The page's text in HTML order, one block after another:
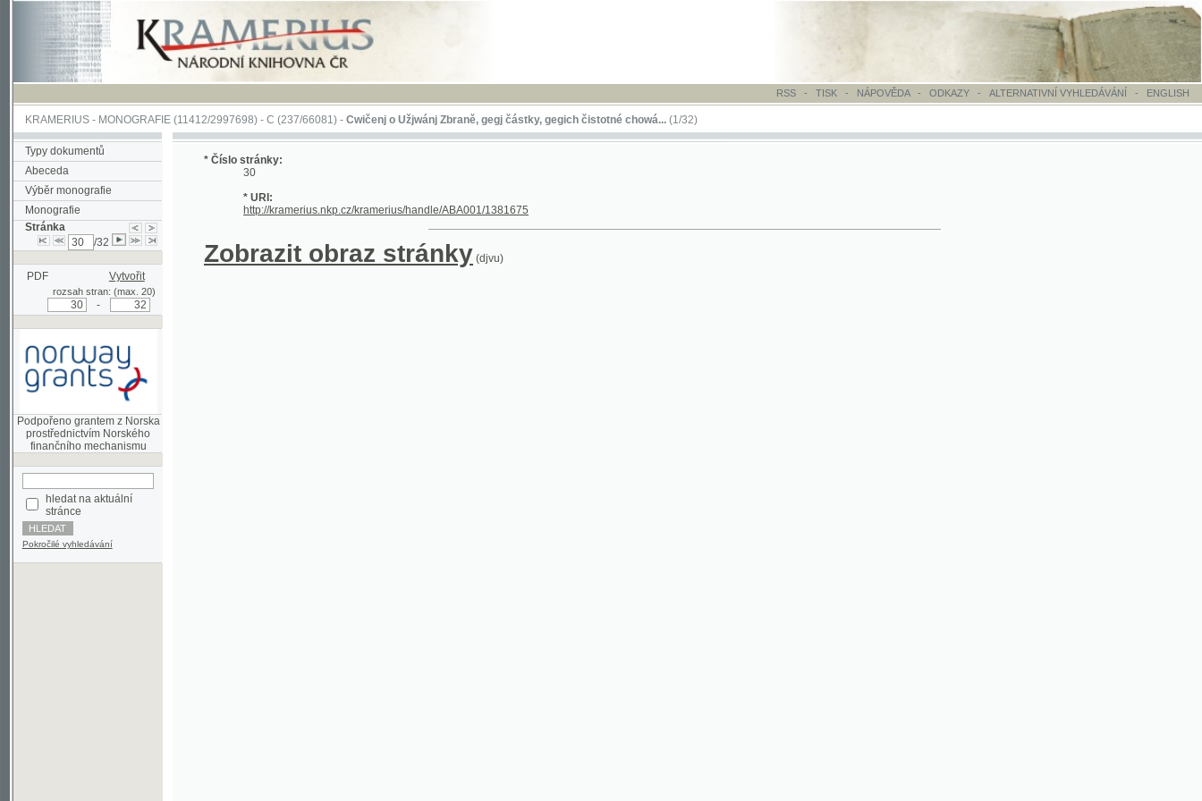
RSS - TISK-NÁPOVĚDA - ODKAZY - ALTERNATIVNÍ VYHLEDÁVÁNÍ- ENGLISH
KRAMERIUS-MONOGRAFIE(11412/2997698) -C (237/66081)-Cwičenj o Užjwánj Zbraně, gegj částky, gegich čistotné chowá...(1/32)
Typy dokumentů
Abeceda
Výběr monografie
Monografie
Stránka
/32
PDF Vytvořit
rozsah stran: (max. 20)
Podpořeno grantem z Norska
prostřednictvím Norského
hledat na aktuální
stránce
Pokročilé vyhledávání
* Číslo stránky:
30
* URI:
http://kramerius.nkp.cz/kramerius/handle/ABA001/1381675
Zobrazit obraz stránky